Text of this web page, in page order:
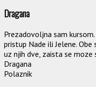
Dragana
Prezadovoljna sam
pristup Nade ili Jelene.
uz njih dve, zaista se moze
Dragana
Polaznik